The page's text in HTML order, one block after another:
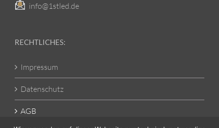
info@1stled.de
RECHTLICHES:
Impressum
Datenschutz
AGB